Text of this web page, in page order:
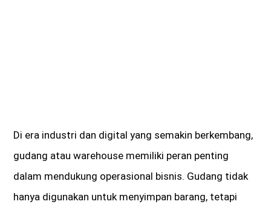
Di era industri dan digital yang semakin berkembang,
gudang atau warehouse memiliki peran penting
dalam mendukung operasional bisnis. Gudang tidak
hanya digunakan untuk menyimpan barang, tetapi